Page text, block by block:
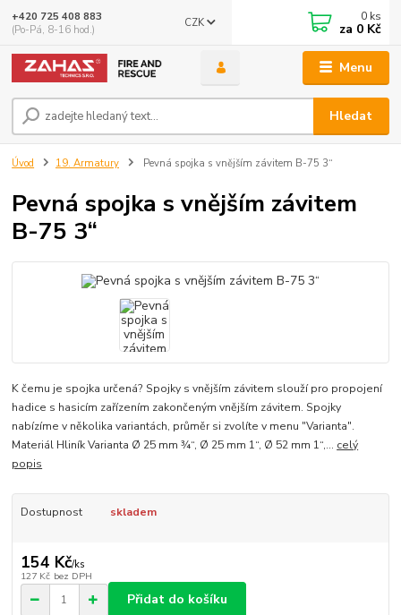
Menu
CZK
Hledat
+420 725 408 883
(Po-Pá, 8-16 hod.)
0 ks
za 0 Kč
Úvod 19. Armatury Pevná spojka s vnějším závitem B-75 3“
Pevná spojka s vnějším závitem
B-75 3“
K čemu je spojka určená? Spojky s vnějším závitem slouží pro propojení
hadice s hasicím zařízením zakončeným vnějším závitem. Spojky
nabízíme v několika variantách, průměr si zvolíte v menu "Varianta".
Materiál Hliník Varianta Ø 25 mm ¾“, Ø 25 mm 1“, Ø 52 mm 1“,... celý
popis
Dostupnost skladem
154 Kč/ks
127 Kč bez DPH
Přidat do košíku